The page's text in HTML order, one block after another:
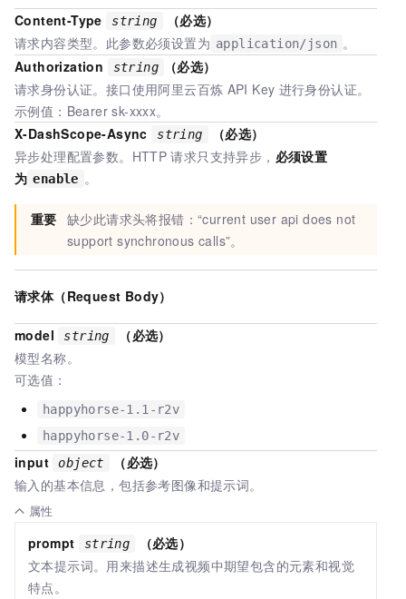
Content-Type string
（必选）
请求内容类型。此参数必须设置为 application/json 。
Authorization
string
（必选）
请求身份认证。接口使用阿里云百炼 API Key 进行身份认证。
示例值：Bearer sk-xxxx。
X-DashScope-Async
string
（必选）
异步处理配置参数。HTTP 请求只支持异步， 必须设置
为 enable 。
重要 缺少此请求头将报错：“current user api does not
support synchronous calls”。
请求体（Request Body）
model string
（必选）
模型名称。
可选值：
happyhorse-1.1-r2v
happyhorse-1.0-r2v
input object
（必选）
输入的基本信息，包括参考图像和提示词。
属性
prompt string
（必选）
文本提示词。用来描述生成视频中期望包含的元素和视觉
特点。